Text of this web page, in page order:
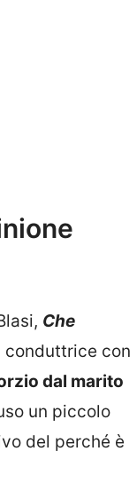
Che
conduttrice con
dal marito
un piccolo
del perché è